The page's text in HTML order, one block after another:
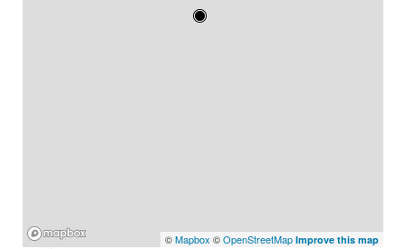
©Mapbox ©OpenStreetMap Improve this map